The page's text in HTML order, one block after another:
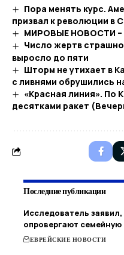
Пора менять курс.
призвал к революции в
МИРОВЫЕ НОВОСТИ –
Число жертв
выросло до пяти
Шторм не утихает в
с ливнями обрушились
«Красная линия». По
десятками ракет
Последние публикации
Исследователь
опровергают
ЕВРЕЙСКИЕ НОВОСТИ